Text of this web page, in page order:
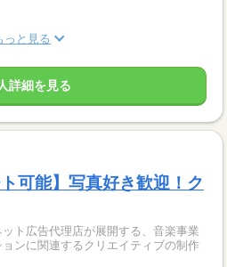
っと見る
詳細を見る
可能】写真好き歓迎！ク
ット広告代理店が展開する、音楽事業
ンに関連するクリエイティブの制作